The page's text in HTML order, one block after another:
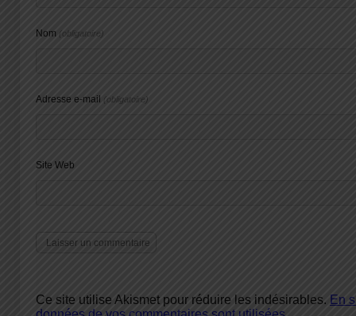
Nom (obligatoire)
Adresse e-mail (obligatoire)
Site Web
Ce site utilise Akismet pour réduire les indésirables. En